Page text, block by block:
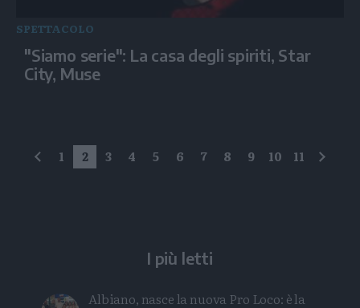
SPETTACOLO
"Siamo serie": La casa degli spiriti, Star
City, Muse
precedente
1 2 3 4 5 6 7 8 9 10 11
I più letti
Albiano, nasce la nuova Pro Loco: è la